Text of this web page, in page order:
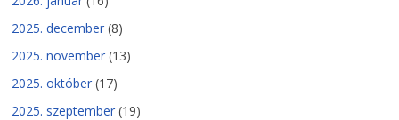
2025. december (8)
2025. november (13)
2025. október (17)
2025. szeptember (19)